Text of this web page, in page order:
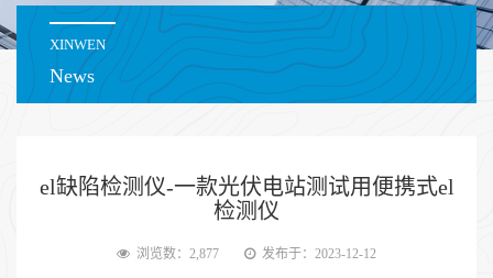
XINWEN
News
el缺陷检测仪-一款光伏电站测试用便携式el
检测仪
浏览数：2,877 发布于：2023-12-12